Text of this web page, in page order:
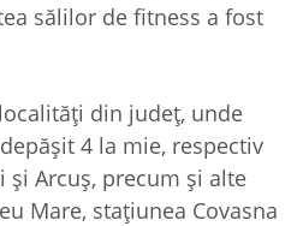
sălilor de fitness a fost
din judeţ, unde
4 la mie, respectiv
şi Arcuş, precum şi alte
Mare, staţiunea Covasna